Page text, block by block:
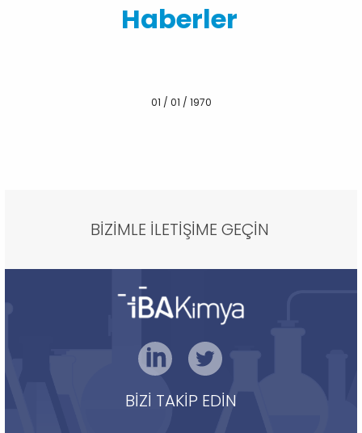
Haberler
01 / 01 / 1970
BİZİMLE İLETİŞİME GEÇİN
BİZİ TAKİP EDİN